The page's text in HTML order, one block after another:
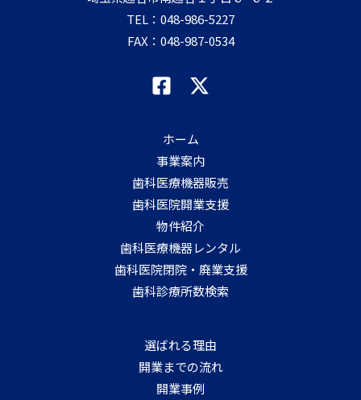
TEL： 048-986-5227
FAX：048-987-0534
ホーム
事業案内
歯科医療機器販売
歯科医院開業支援
物件紹介
歯科医療機器レンタル
歯科医院閉院・廃業支援
歯科診療所数検索
選ばれる理由
開業までの流れ
開業事例